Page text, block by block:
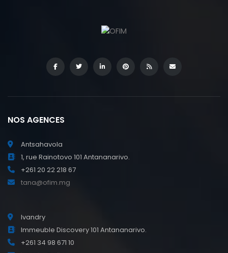
NOS AGENCES
Antsahavola
1, rue Rainotovo 101 Antananarivo.
+261 20 22 218 67
tana@ofim.mg
Ivandry
Immeuble Discovery 101 Antananarivo.
+261 34 98 671 10